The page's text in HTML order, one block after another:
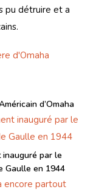
pu détruire et a
d’Omaha
inauguré par le
Gaulle en 1944